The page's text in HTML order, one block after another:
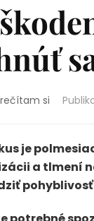
si
je
a tlmení